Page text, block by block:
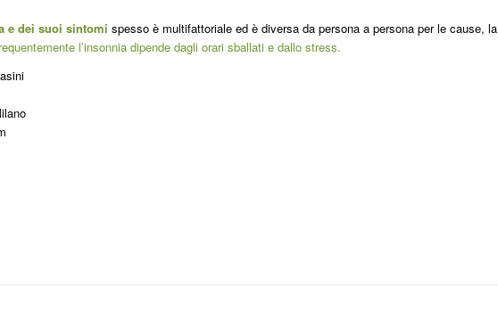
e dei suoi sintomi spesso è multifattoriale ed è diversa da persona a persona per le cause, la
l’insonnia dipende dagli orari sballati e dallo stress.